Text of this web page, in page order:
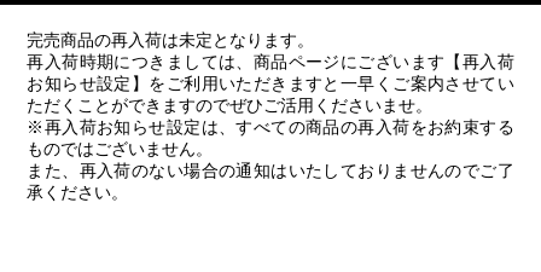
完売商品の再入荷は未定となります。
再入荷時期につきましては、商品ページにございます【再入荷
お知らせ設定】をご利用いただきますと一早くご案内させてい
ただくことができますのでぜひご活用くださいませ。
※再入荷お知らせ設定は、すべての商品の再入荷をお約束する
ものではございません。
また、再入荷のない場合の通知はいたしておりませんのでご了
承ください。